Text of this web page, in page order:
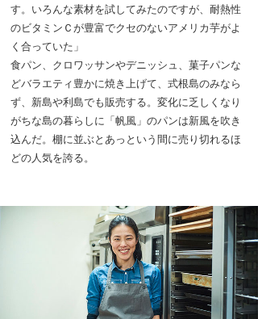
す。いろんな素材を試してみたのですが、耐熱性
のビタミンＣが豊富でクセのないアメリカ芋がよ
く合っていた」
食パン、クロワッサンやデニッシュ、菓子パンな
どバラエティ豊かに焼き上げて、式根島のみなら
ず、新島や利島でも販売する。変化に乏しくなり
がちな島の暮らしに「帆風」のパンは新風を吹き
込んだ。棚に並ぶとあっという間に売り切れるほ
どの人気を誇る。